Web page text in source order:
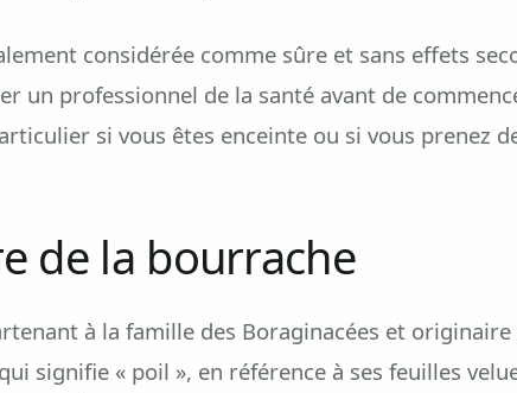
considérée comme sûre et sans effets
un professionnel de la santé avant de
si vous êtes enceinte ou si vous prenez
de la bourrache
à la famille des Boraginacées et
signifie « poil », en référence à ses feuilles